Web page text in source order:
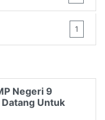
1
Negeri 9
Untuk